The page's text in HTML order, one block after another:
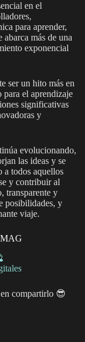
en el
para aprender,
más de una
exponencial
ser un hito más en
para el aprendizaje
significativas
y
evolucionando,
las ideas y se
a todos aquellos
y contribuir al
transparente y
posibilidades, y
viaje.
MAG
en compartirlo 😎